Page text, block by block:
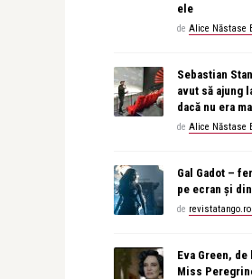
ele
de Alice Năstase
Sebastian
avut să ajung
dacă nu era
de Alice Năstase
Gal Gadot –
pe ecran și
de
Eva Green, de
Miss